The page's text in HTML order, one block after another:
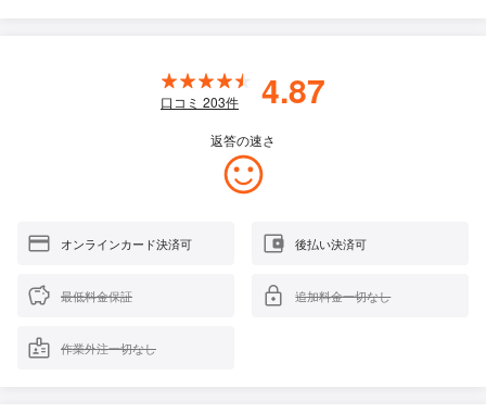
口コミ 203件 4.87
返答の速さ
オンラインカード決済可 後払い決済可
最低料金保証 追加料金一切なし
作業外注一切なし